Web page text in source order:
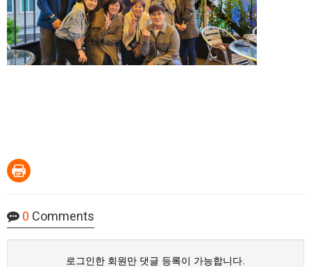
0 Comments
로그인한 회원만 댓글 등록이 가능합니다.